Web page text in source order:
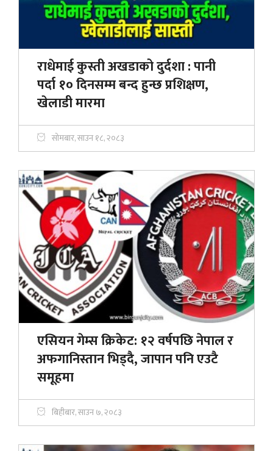
राधेमाई कुस्ती अखडाको दुर्दशा : पानी
पर्दा १० दिनसम्म बन्द हुन्छ प्रशिक्षण,
खेलाडी मारमा
सोमबार, साउन १८, २०८३
एसियन गेम्स क्रिकेट: १२ वर्षपछि नेपाल र
अफगानिस्तान भिड्दै, जापान पनि एउटै
समूहमा
बिहीबार, साउन ७, २०८३